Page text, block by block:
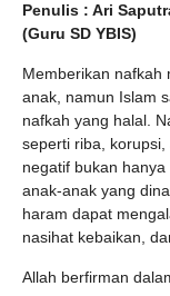
Penulis : Ari
(Guru SD YBIS)
Memberikan nafkah
anak, namun Islam
nafkah yang halal.
seperti riba,
negatif bukan
anak-anak yang
haram dapat
nasihat kebaikan,
Allah berfirman